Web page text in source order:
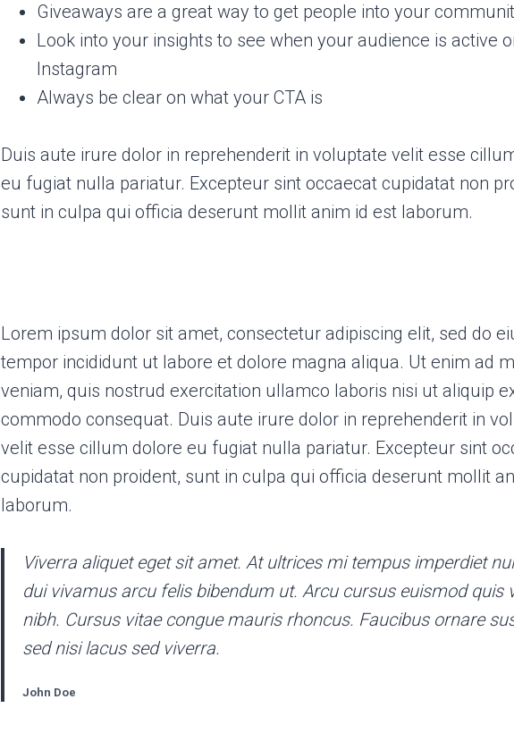
Giveaways are a great way to get people into your
Look into your insights to see when your audience is active
Instagram
Always be clear on what your CTA is
Duis aute irure dolor in reprehenderit in voluptate velit esse
eu fugiat nulla pariatur. Excepteur sint occaecat cupidatat non
sunt in culpa qui officia deserunt mollit anim id est laborum.
Lorem ipsum dolor sit amet, consectetur adipiscing elit, sed do
tempor incididunt ut labore et dolore magna aliqua. Ut enim ad
veniam, quis nostrud exercitation ullamco laboris nisi ut aliquip
commodo consequat. Duis aute irure dolor in reprehenderit in
velit esse cillum dolore eu fugiat nulla pariatur. Excepteur sint
cupidatat non proident, sunt in culpa qui officia deserunt mollit
laborum.
Viverra aliquet eget sit amet. At ultrices mi tempus imperdiet
dui vivamus arcu felis bibendum ut. Arcu cursus euismod quis
nibh. Cursus vitae congue mauris rhoncus. Faucibus ornare
sed nisi lacus sed viverra.
John Doe